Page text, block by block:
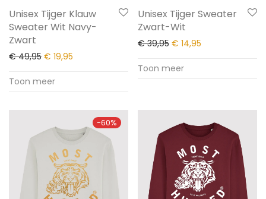
Unisex Tijger Klauw
Sweater Wit Navy-
Zwart
€49,95 € 19,95
Toon meer
Unisex Tijger Sweater
Zwart-Wit
€39,95 € 14,95
Toon meer
-60%